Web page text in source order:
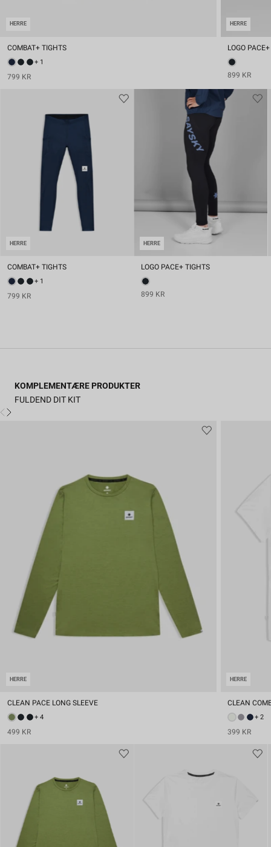
HERRE
COMBAT+ TIGHTS
+ 1
799 KR
HERRE
LOGO
899 KR
HERRE
COMBAT+ TIGHTS
+ 1
799 KR
HERRE
LOGO PACE+ TIGHTS
899 KR
KOMPLEMENTÆRE PRODUKTER
FULDEND DIT KIT
HERRE
CLEAN PACE LONG SLEEVE
+ 4
499 KR
HERRE
CLEAN
+ 2
399 KR